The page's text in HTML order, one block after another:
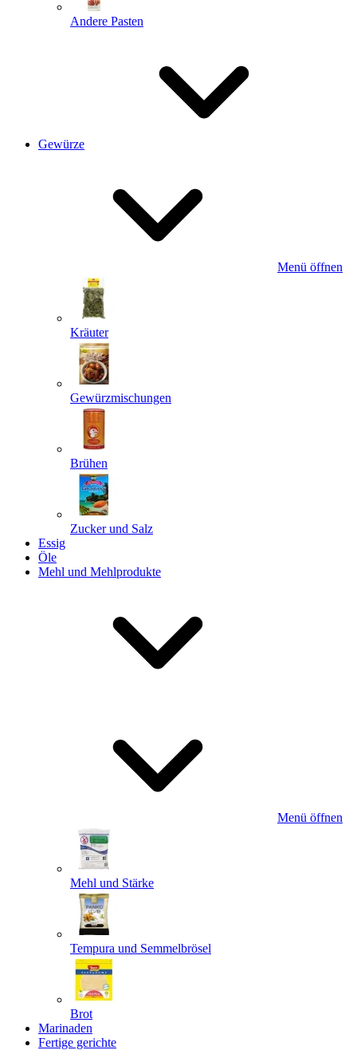
Andere Pasten
Gewürze
Menü öffnen
Kräuter
Gewürzmischungen
Brühen
Zucker und Salz
Essig
Öle
Mehl und Mehlprodukte
Menü öffnen
Mehl und Stärke
Tempura und Semmelbrösel
Brot
Marinaden
Fertige gerichte